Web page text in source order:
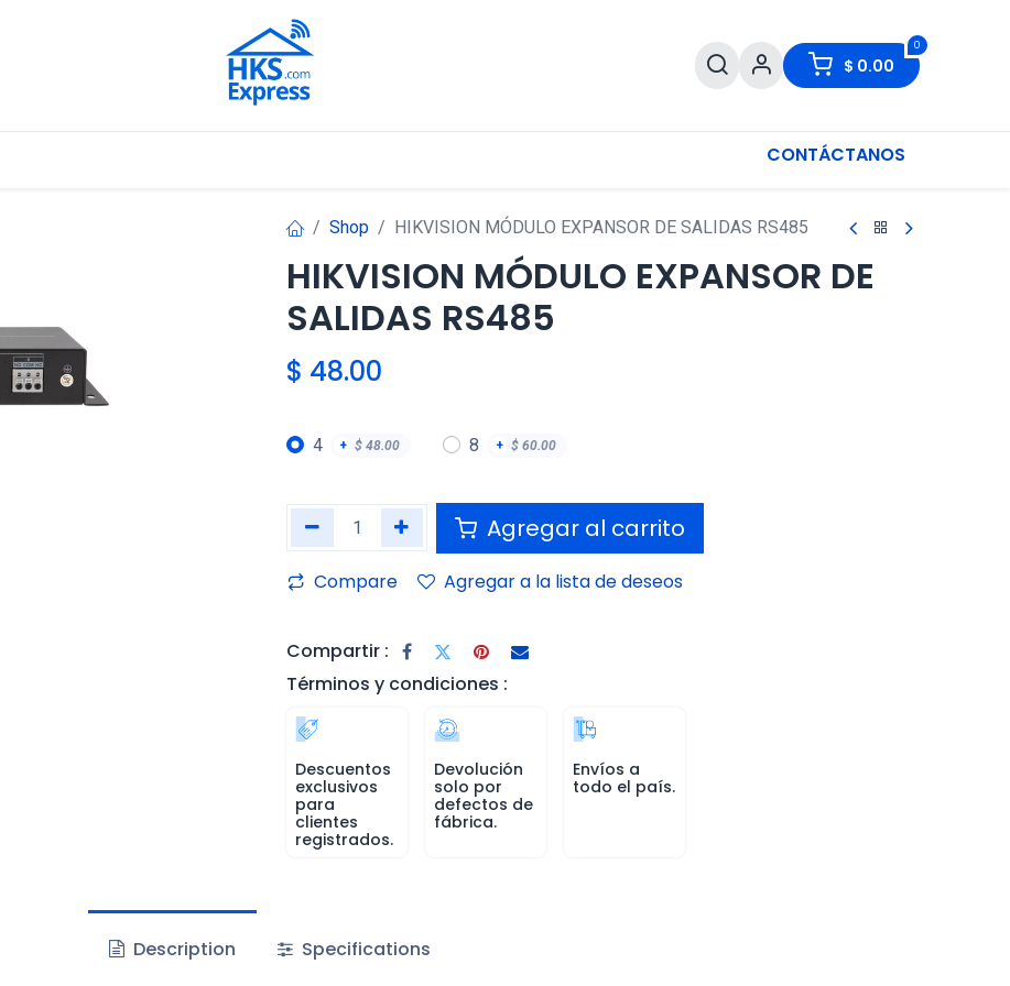
0
$ 0.00
CONTÁCTANOS
Shop HIKVISION MÓDULO EXPANSOR DE SALIDAS RS485
HIKVISION MÓDULO EXPANSOR DE
SALIDAS RS485
$ 48.00
4 + $ 48.00 8 + $60.00
Agregar al carrito
Compare Agregar a la lista de deseos
Compartir :
Términos y condiciones :
Descuentos
exclusivos
para
clientes
registrados.
Devolución
solo por
defectos de
fábrica.
Envíos a
todo el país.
Description Specifications